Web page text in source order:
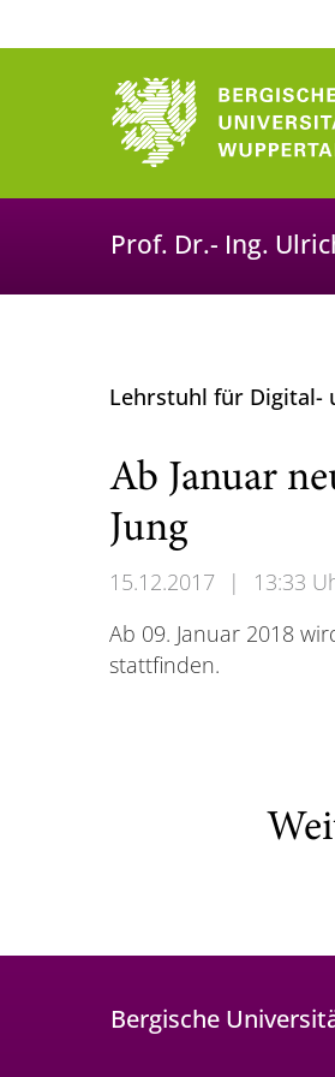
Prof. Dr.- Ing.
Lehrstuhl für Digital-
Ab Januar
Jung
15.12.2017 |
13:33
Ab 09. Januar 2018
stattfinden.
Bergische